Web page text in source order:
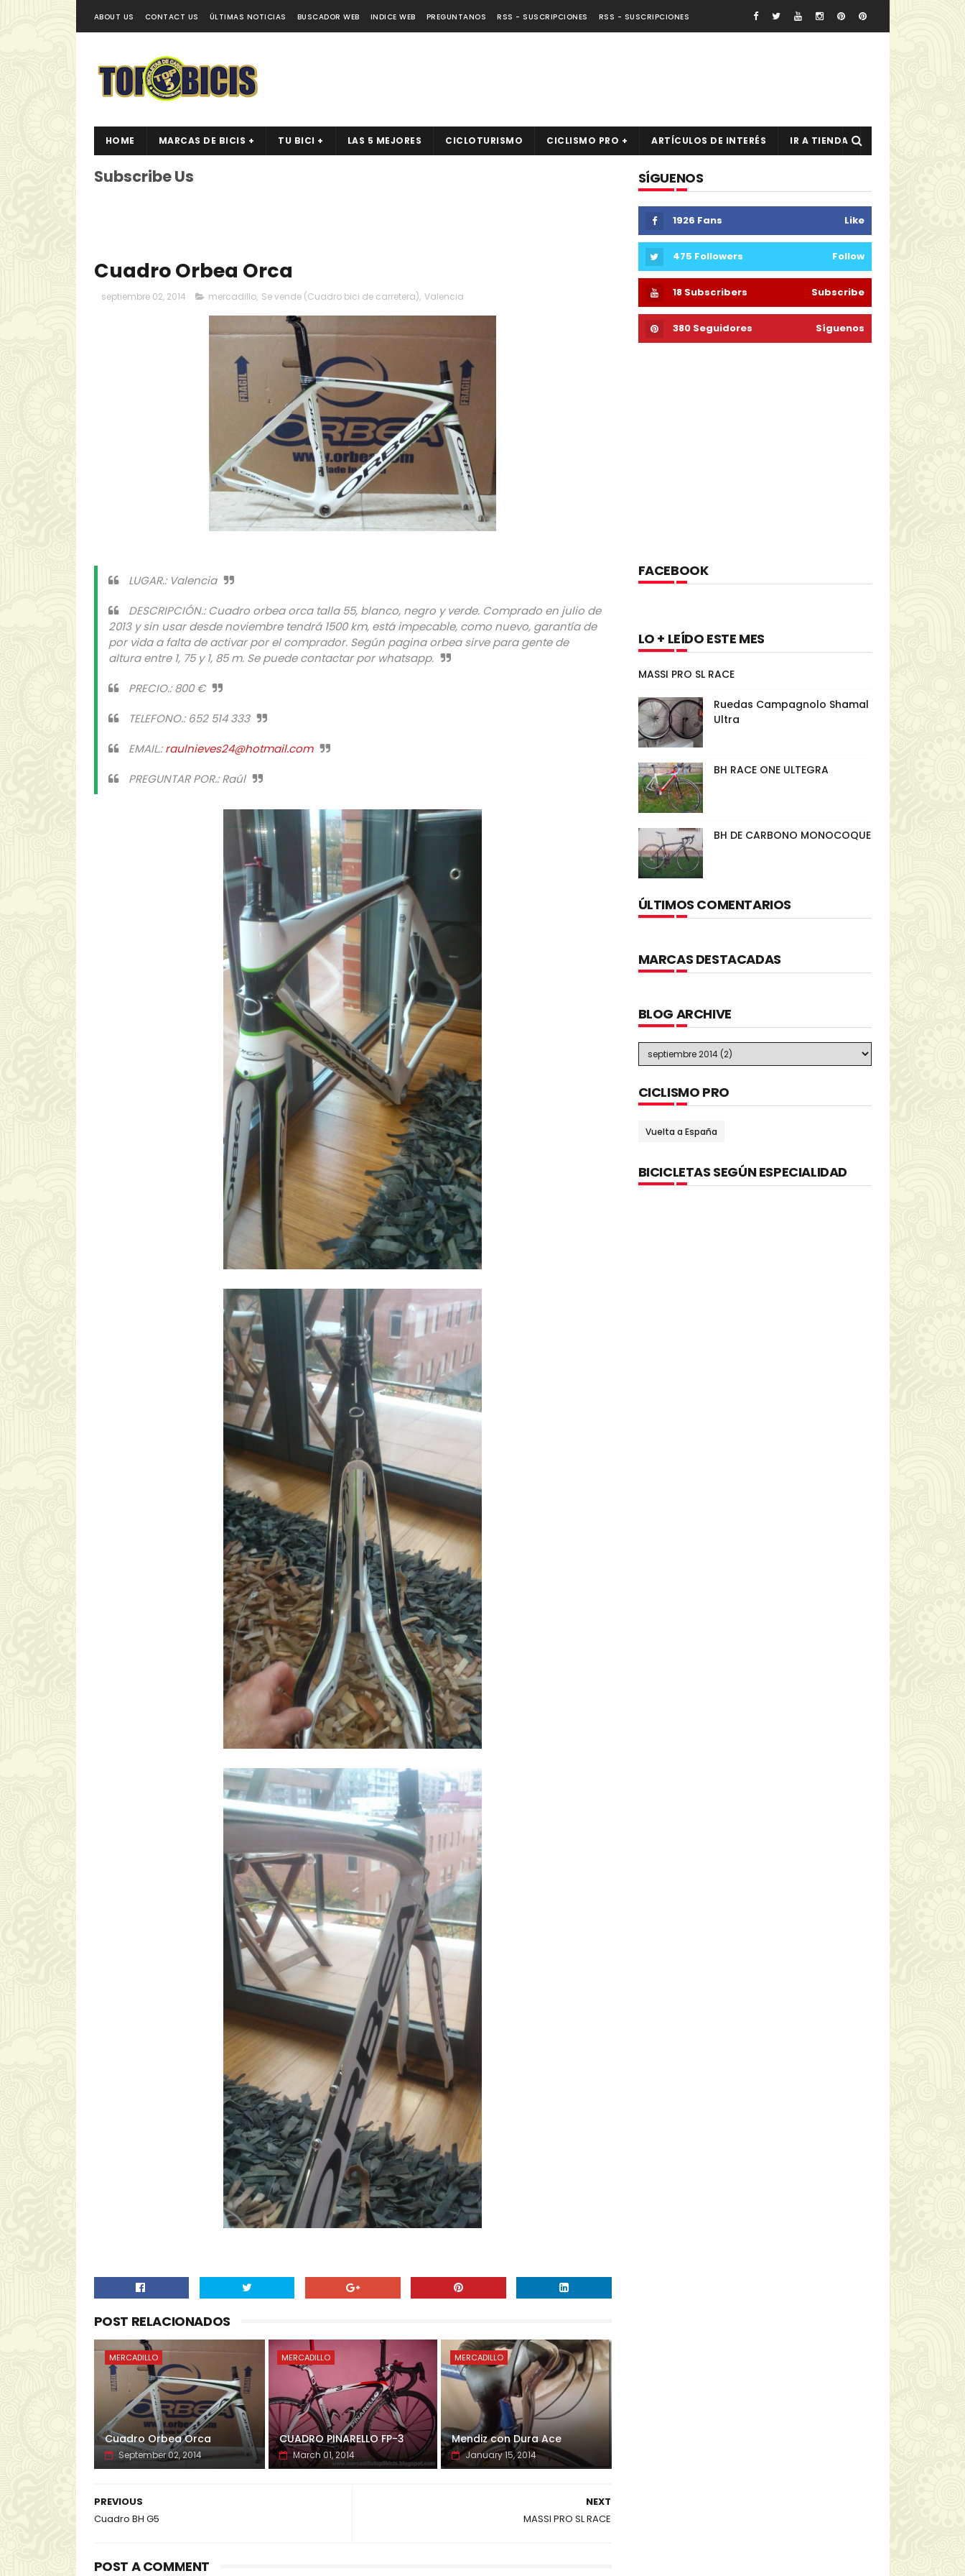
ABOUT US CONTACT US ÚLTIMAS NOTICIAS BUSCADOR WEB INDICE WEB PREGUNTANOS RSS - SUSCRIPCIONES RSS - SUSCRIPCIONES
HOME MARCAS DE BICIS + TU BICI + LAS 5 MEJORES CICLOTURISMO CICLISMO PRO + ARTÍCULOS DE INTERÉS IR A TIENDA
Subscribe Us
Cuadro Orbea Orca
septiembre 02, 2014 mercadillo, Se vende (Cuadro bici de carretera), Valencia
LUGAR.: Valencia
DESCRIPCIÓN.: Cuadro orbea orca talla 55, blanco, negro y verde. Comprado en julio de
2013 y sin usar desde noviembre tendrá 1500 km, está impecable, como nuevo, garantía de
por vida a falta de activar por el comprador. Según pagina orbea sirve para gente de
altura entre 1, 75 y 1, 85 m. Se puede contactar por whatsapp.
PRECIO.: 800 €
TELEFONO.: 652 514 333
EMAIL.:raulnieves24@hotmail.com
PREGUNTAR POR.: Raúl
POST RELACIONADOS
MERCADILLO
Cuadro Orbea Orca
September 02, 2014
MERCADILLO
CUADRO PINARELLO FP-3
March 01, 2014
MERCADILLO
Mendiz con Dura Ace
January 15, 2014
NEXT
MASSI PRO SL RACE
PREVIOUS
Cuadro BH G5
POST A COMMENT
SÍGUENOS
1926 Fans Like
475 Followers Follow
18 Subscribers Subscribe
380 Seguidores Síguenos
FACEBOOK
LO + LEÍDO ESTE MES
MASSI PRO SL RACE
Ruedas Campagnolo Shamal
Ultra
BH RACE ONE ULTEGRA
BH DE CARBONO MONOCOQUE
ÚLTIMOS COMENTARIOS
MARCAS DESTACADAS
BLOG ARCHIVE
CICLISMO PRO
Vuelta a España
BICICLETAS SEGÚN ESPECIALIDAD